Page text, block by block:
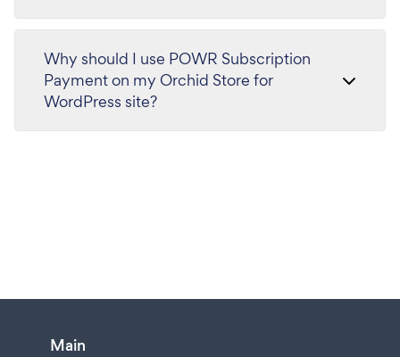
Why should I use POWR Subscription
Payment on my Orchid Store for
WordPress site?
Main